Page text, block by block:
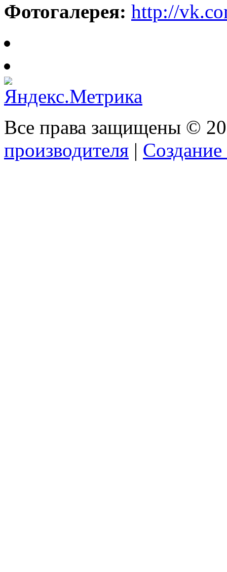
Фотогалерея: http://
Все права защищены ©
производителя |